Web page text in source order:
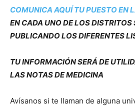
COMUNICA AQUÍ TU PUESTO EN
EN CADA UNO DE LOS DISTRITOS
PUBLICANDO LOS DIFERENTES
TU INFORMACIÓN SERÁ DE
LAS NOTAS DE MEDICINA
Avísanos si te llaman de alguna